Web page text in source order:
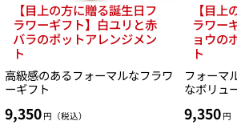
【目上の方に贈る誕生日フ
ラワーギフト】白ユリと赤
バラのポットアレンジメン
ト
高級感のあるフォーマルなフラワ
ーギフト
9,350 円（税込）
【目
ラワー
ョウの
ト
フォーマ
なボリュ
9,350 円